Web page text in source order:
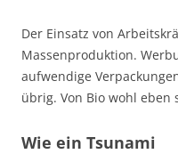
Der Einsatz von
Massenproduktion.
aufwendige
übrig. Von Bio wohl eben
Wie ein Tsunami